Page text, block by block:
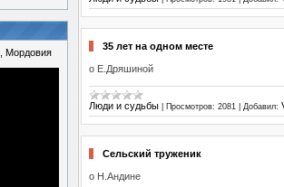
Мордовия
35 лет на одном месте
о Е.Дряшиной
Люди и судьбы Просмотров: 2081 Добавил:
Сельский труженик
о Н.Андине